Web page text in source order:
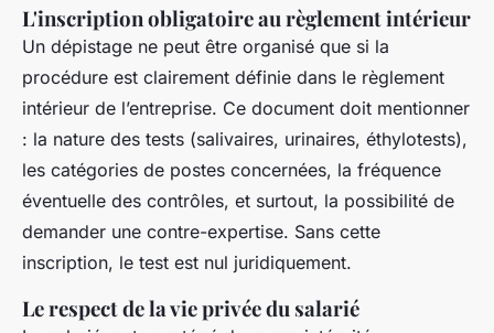
L'inscription obligatoire au règlement intérieur
Un dépistage ne peut être organisé que si la
procédure est clairement définie dans le règlement
intérieur de l’entreprise. Ce document doit mentionner
: la nature des tests (salivaires, urinaires, éthylotests),
les catégories de postes concernées, la fréquence
éventuelle des contrôles, et surtout, la possibilité de
demander une contre-expertise. Sans cette
inscription, le test est nul juridiquement.
Le respect de la vie privée du salarié